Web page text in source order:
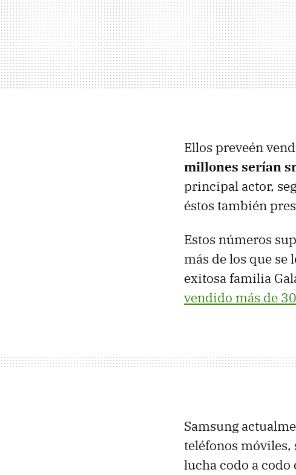
Ellos preveén
millones serían
principal actor,
éstos también
Estos números
más de los que se
exitosa familia
vendido más de
Samsung
teléfonos móviles,
lucha codo a codo